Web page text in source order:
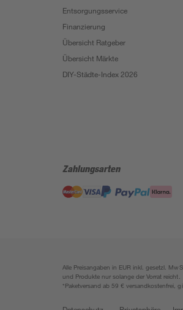
Entsorgungsservice
Finanzierung
Übersicht Ratgeber
Übersicht Märkte
DIY-Städte-Index 2026
Zahlungsarten
Alle Preisangaben in EUR inkl. gesetzl.
und Produkte nur solange der Vorrat reicht.
*Paketversand ab 59 € versandkostenfrei,